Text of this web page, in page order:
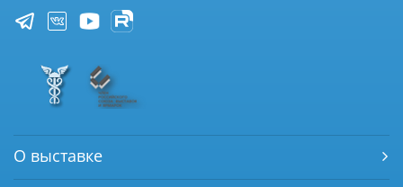
О выставке